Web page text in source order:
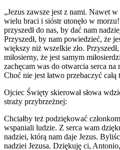
„Jezus zawsze jest z nami. Nawet
wielu braci i sióstr utonęło w
przyszedł do nas, by dać nam
Przyszedł, by nam powiedzieć, że
większy niż wszelkie zło.
miłosierny, że jest samym
zachęcam was do otwarcia serca na
Choć nie jest łatwo przebaczyć
Ojciec Święty skierował słowa
straży przybrzeżnej:
Chciałby też podziękować
wspaniali ludzie. Z serca wam
nadziei, którą nam daje Jezus.
nadziei Jezusa. Dziękuję ci,